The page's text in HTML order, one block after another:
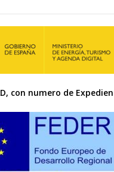
con numero de